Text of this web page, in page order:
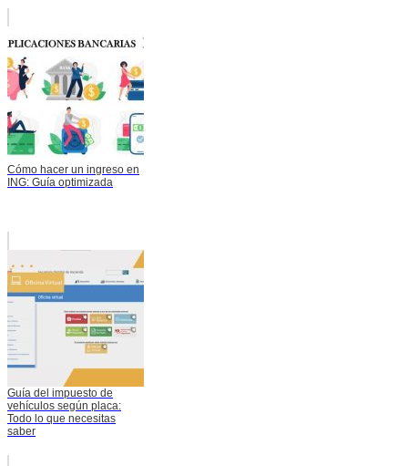
Cómo hacer un ingreso en
ING: Guía optimizada
Guía del impuesto de
vehículos según placa:
Todo lo que necesitas
saber